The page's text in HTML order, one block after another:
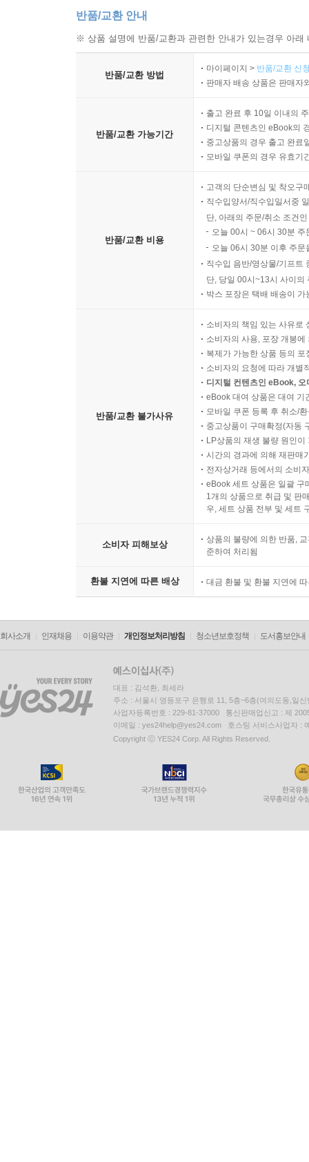
반품/교환 안내
※ 상품 설명에 반품/교환과 관련한 안내가 있는경우 아
반품/교환 방법
마이페이지 > 반품/교환 신
판매자 배송 상품은 판매자
반품/교환 가능기간
출고 완료 후 10일 이내의
디지털 콘텐츠인 eBook의
중고상품의 경우 출고 완료
모바일 쿠폰의 경우 유효기
반품/교환 비용
고객의 단순변심 및 착오구
직수입양서/직수입일서중
단, 아래의 주문/취소 조건
오늘 00시 ~ 06시 30분
오늘 06시 30분 이후 주
직수입 음반/영상물/기프트
단, 당일 00시~13시 사이의
박스 포장은 택배 배송이
반품/교환 불가사유
소비자의 책임 있는 사유로
소비자의 사용, 포장 개봉
복제가 가능한 상품 등의
소비자의 요청에 따라 개별
디지털 컨텐츠인 eBook,
eBook 대여 상품은 대여 기
모바일 쿠폰 등록 후 취소/
중고상품이 구매확정(자동
LP상품의 재생 불량 원인
시간의 경과에 의해 재판매
전자상거래 등에서의 소비
eBook 세트 상품은 일괄 구
1개의 상품으로 취급 및 판
우, 세트 상품 전부 및 세트
소비자 피해보상
상품의 불량에 의한 반품,
준하여 처리됨
환불 지연에 따른 배상 대금 환불 및 환불 지연에
회사소개 인재채용 이용약관 개인정보처리방침 청소년보호정책 도서홍보안내
대표 : 김석환, 최세라
주소 : 서울시 영등포구 은행로 11, 5층~6층(여의도동,일신
사업자등록번호 : 229-81-37000 통신판매업신고 : 제
이메일 : yes24help@yes24.com 호스팅 서비스사업자 :
Copyright ⓒ YES24 Corp. All Rights Reserved.